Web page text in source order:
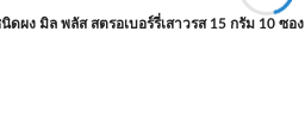
ดผง มิล พลัส สตรอเบอร์รี่เสาวรส 15 กรัม 10 ซอง